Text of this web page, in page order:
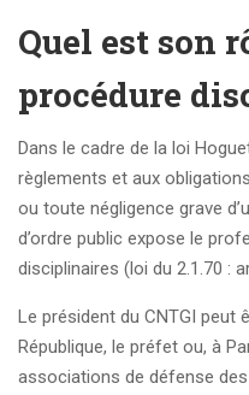
Quel est son
procédure
Dans le cadre de la loi
règlements et aux
ou toute négligence grave
d’ordre public expose le
disciplinaires (loi du 2.1.70 :
Le président du CNTGI peut
République, le préfet ou, à
associations de défense